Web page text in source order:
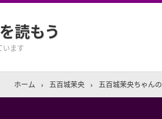
読もう
います
ホーム › 五百城茉央 › 五百城茉央ちゃん